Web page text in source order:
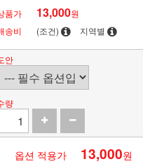
품가 13,000원
송비
(조건) 지역별
안
량
옵션 적용가 13,000원